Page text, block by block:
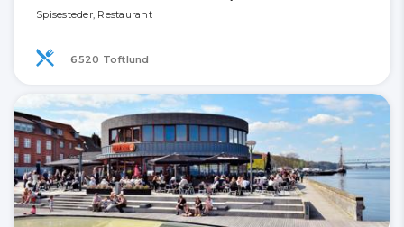
Spisesteder, Restaurant
6520 Toftlund